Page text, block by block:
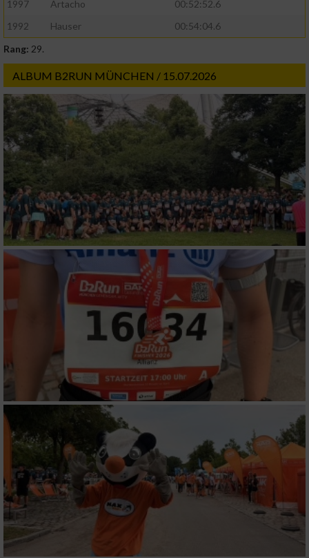
1997 Artacho
00:52:52.6
1992
Hauser
00:54:04.6
Rang: 29.
ALBUM B2RUN MÜNCHEN / 15.07.2026